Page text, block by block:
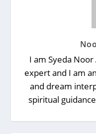
I am Syeda
expert and I am
and dream
spiritual